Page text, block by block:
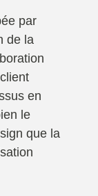
par
de la
en
le
que la